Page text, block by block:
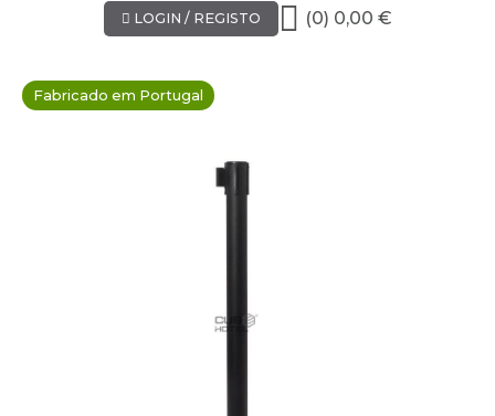
LOGIN / REGISTO (0) 0,00 €
Fabricado em Portugal